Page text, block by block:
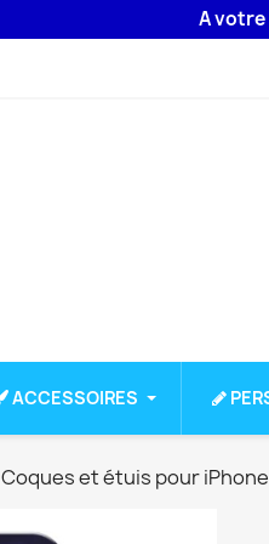
A votre
ACCESSOIRES
Coques et étuis pour iPhone